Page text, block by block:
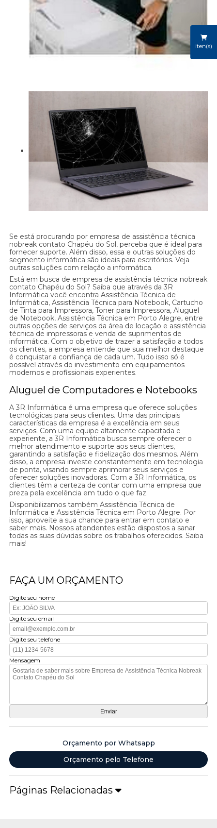
iten(s)
Se está procurando por empresa de assistência técnica
nobreak contato Chapéu do Sol, perceba que é ideal para
fornecer suporte. Além disso, essa e outras soluções do
segmento informática são ideais para escritórios. Veja
outras soluções com relação a informática.
Está em busca de empresa de assistência técnica nobreak
contato Chapéu do Sol? Saiba que através da 3R
Informática você encontra Assistência Técnica de
Informática, Assistência Técnica para Notebook, Cartucho
de Tinta para Impressora, Toner para Impressora, Aluguel
de Notebook, Assistência Técnica em Porto Alegre, entre
outras opções de serviços da área de locação e assistência
técnica de impressoras e venda de suprimentos de
informática. Com o objetivo de trazer a satisfação a todos
os clientes, a empresa entende que sua melhor destaque
é conquistar a confiança de cada um. Tudo isso só é
possível através do investimento em equipamentos
modernos e profissionais experientes.
Aluguel de Computadores e Notebooks
A 3R Informática é uma empresa que oferece soluções
tecnológicas para seus clientes. Uma das principais
características da empresa é a excelência em seus
serviços. Com uma equipe altamente capacitada e
experiente, a 3R Informática busca sempre oferecer o
melhor atendimento e suporte aos seus clientes,
garantindo a satisfação e fidelização dos mesmos. Além
disso, a empresa investe constantemente em tecnologia
de ponta, visando sempre aprimorar seus serviços e
oferecer soluções inovadoras. Com a 3R Informática, os
clientes têm a certeza de contar com uma empresa que
preza pela excelência em tudo o que faz.
Disponibilizamos também Assistência Técnica de
Informática e Assistência Técnica em Porto Alegre. Por
isso, aproveite a sua chance para entrar em contato e
saber mais. Nossos atendentes estão dispostos a sanar
todas as suas dúvidas sobre os trabalhos oferecidos. Saiba
mais!
FAÇA UM ORÇAMENTO
Digite seu nome
Digite seu email
Digite seu telefone
Mensagem
Orçamento por Whatsapp
Orçamento pelo Telefone
Páginas Relacionadas